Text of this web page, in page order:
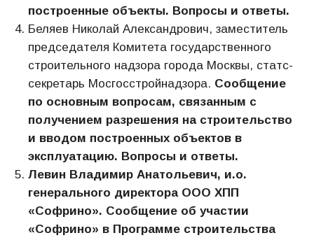
построенные объекты. Вопросы и ответы.
Беляев Николай Александрович, заместитель
председателя Комитета государственного
строительного надзора города Москвы, статс-
секретарь Мосгосстройнадзора. Сообщение
по основным вопросам, связанным с
получением разрешения на строительство
и вводом построенных объектов в
эксплуатацию. Вопросы и ответы.
Левин Владимир Анатольевич, и.о.
генерального директора ООО ХПП
«Софрино». Сообщение об участии
«Софрино» в Программе строительства